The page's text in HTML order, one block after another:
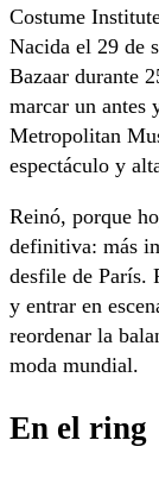
Costume
Nacida el 29 de
Bazaar durante
marcar un antes
Metropolitan
espectáculo y
Reinó, porque
definitiva: más
desfile de París.
y entrar en
reordenar la
moda mundial.
En el ring